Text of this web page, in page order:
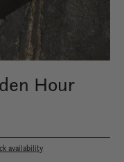
Hour
availability